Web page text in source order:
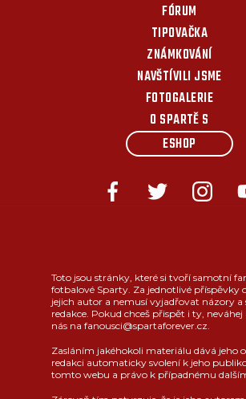
FÓRUM
TIPOVAČKA
ZNÁMKOVÁNÍ
NAVŠTÍVILI JSME
FOTOGALERIE
O SPARTĚ S
ESHOP
Toto jsou stránky, které si tvoří samotní
fotbalové Sparty. Za jednotlivé příspěvky
jejich autor a nemusí vyjadřovat názory a
redakce. Pokud chceš přispět i ty,
nás na fanousci@spartaforever.cz.
Zasláním jakéhokoli materiálu dává jeho
redakci automaticky svolení k jeho
tomto webu a právo k případnému